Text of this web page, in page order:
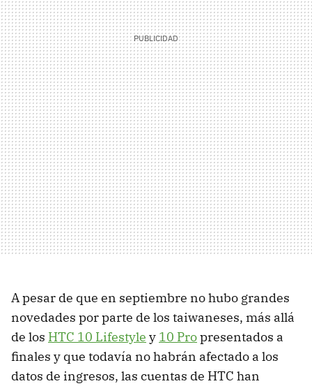
A pesar de que en septiembre no hubo grandes
novedades por parte de los taiwaneses, más allá
de los HTC 10 Lifestyle y 10 Propresentados a
finales y que todavía no habrán afectado a los
datos de ingresos, las cuentas de HTC han